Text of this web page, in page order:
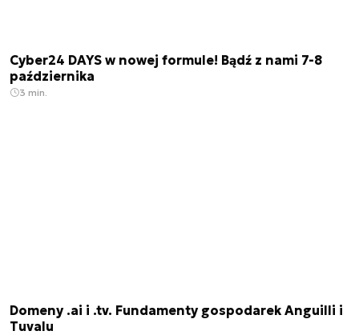
Cyber24 DAYS w nowej formule! Bądź z nami 7-8
października
3 min.
Domeny .ai i .tv. Fundamenty gospodarek Anguilli i
Tuvalu